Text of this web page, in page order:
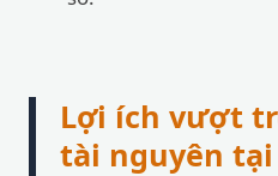
Lợi ích vượt
tài nguyên tại